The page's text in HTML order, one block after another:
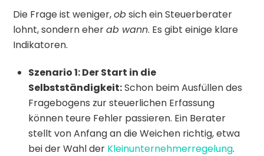
Die Frage ist weniger,obsich ein Steuerberater
lohnt, sondern eherab wann. Es gibt einige klare
Indikatoren.
Szenario 1: Der Start in die
Selbstständigkeit:Schon beim Ausfüllen des
Fragebogens zur steuerlichen Erfassung
können teure Fehler passieren. Ein Berater
stellt von Anfang an die Weichen richtig, etwa
bei der Wahl der Kleinunternehmerregelung.